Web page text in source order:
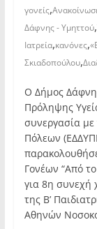
γονείς,
Δάφνης - Υμηττού,
Ιατρεία,κανόνες,
Σκιαδοπούλου,
Ο Δήμος
Πρόληψης
συνεργασία με
Πόλεων
Γονέων “Από
για 8η συνεχή
της Β’
Αθηνών